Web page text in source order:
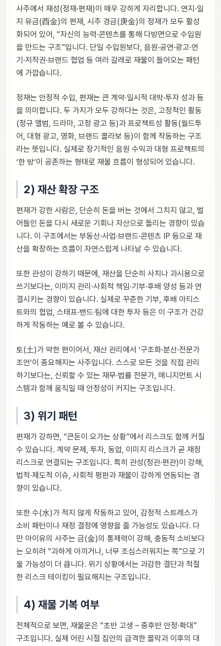
사주에서 재성(정재·편재)이 매우 강하게 자리합니다. 연지·일
지 유금(酉金)의 편재, 시주 경금(庚金)의 정재가 모두 활성
화되어 있어, “자신의 능력·콘텐츠를 통해 다방면으로 수입원
을 만드는 구조”입니다. 단일 수입원보다, 음원·공연·광고·연
기·저작권·브랜드 협업 등 여러 갈래로 재물이 들어오는 패턴
에 가깝습니다.
정재는 안정적 수입, 편재는 큰 계약·일시적 대박·투자 성과 등
을 의미합니다. 두 가지가 모두 강하다는 것은, 고정적인 활동
(정규 앨범, 드라마, 고정 광고 등)과 프로젝트성 활동(월드투
어, 대형 광고, 영화, 브랜드 콜라보 등)이 함께 작동하는 구조
라는 뜻입니다. 실제로 장기적인 음원 수익과 대형 프로젝트의
‘한 방’이 공존하는 형태로 재물 흐름이 형성되어 있습니다.
2) 재산 확장 구조
편재가 강한 사람은, 단순히 돈을 버는 것에서 그치지 않고, 벌
어들인 돈을 다시 새로운 기회나 자산으로 돌리는 경향이 있습
니다. 이 구조에서는 부동산·사업·브랜드·콘텐츠 IP 등으로 재
산을 확장하는 흐름이 자연스럽게 나타날 수 있습니다.
또한 관성이 강하기 때문에, 재산을 단순히 사치나 과시용으로
쓰기보다는, 이미지 관리·사회적 책임·기부·후배 양성 등과 연
결시키는 경향이 있습니다. 실제로 꾸준한 기부, 후배 아티스
트와의 협업, 스태프·밴드·팀에 대한 투자 등은 이 구조가 건강
하게 작동하는 예로 볼 수 있습니다.
토(土)가 약한 편이어서, 재산 관리에서 ‘구조화·분산·전문가
조언’이 중요해지는 사주입니다. 스스로 모든 것을 직접 관리
하기보다는, 신뢰할 수 있는 재무·법률 전문가, 매니지먼트 시
스템과 함께 움직일 때 안정성이 커지는 구조입니다.
3) 위기 패턴
편재가 강하면, “큰돈이 오가는 상황”에서 리스크도 함께 커질
수 있습니다. 계약 문제, 투자, 동업, 이미지 리스크가 곧 재정
리스크로 연결되는 구조입니다. 특히 관성(정관·편관)이 강해,
법적·제도적 이슈, 사회적 평판과 재물이 강하게 연동되는 경
향이 있습니다.
또한 수(水)가 적지 않게 작동하고 있어, 감정적 스트레스가
소비 패턴이나 재정 결정에 영향을 줄 가능성도 있습니다. 다
만 아이유의 사주는 금(金)의 통제력이 강해, 충동적 소비보다
는 오히려 “과하게 아끼거나, 너무 조심스러워지는 쪽”으로 기
울 가능성이 더 큽니다. 위기 상황에서는 과감한 결단과 적절
한 리스크 테이킹이 필요해지는 구조입니다.
4) 재물 기복 여부
전체적으로 보면, 재물운은 “초반 고생 – 중후반 안정·확대”
구조입니다. 실제 어린 시절 집안의 급격한 몰락과 이후의 대